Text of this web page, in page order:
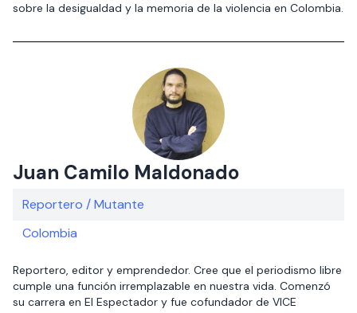
sobre la desigualdad y la memoria de la violencia en Colombia.
Juan Camilo Maldonado
Reportero / Mutante
Colombia
Reportero, editor y emprendedor. Cree que el periodismo libre
cumple una función irremplazable en nuestra vida. Comenzó
su carrera en El Espectador y fue cofundador de VICE